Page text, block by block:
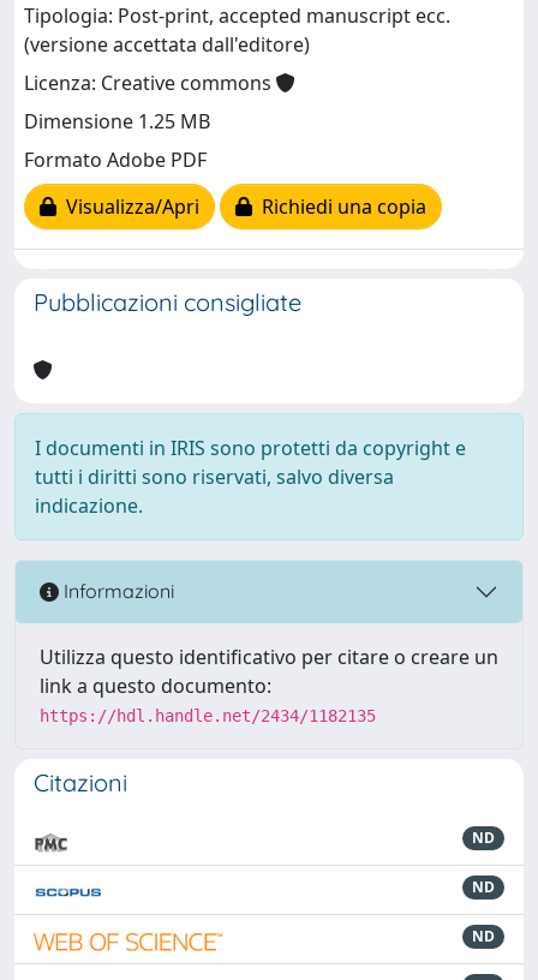
Tipologia: Post-print, accepted manuscript ecc.
(versione accettata dall'editore)
Licenza: Creative commons
Dimensione 1.25 MB
Formato Adobe PDF
Visualizza/Apri
Richiedi una copia
Pubblicazioni consigliate
I documenti in IRIS sono protetti da copyright e
tutti i diritti sono riservati, salvo diversa
indicazione.
Informazioni
Utilizza questo identificativo per citare o creare un
link a questo documento:
https://hdl.handle.net/2434/1182135
Citazioni
ND
ND
ND